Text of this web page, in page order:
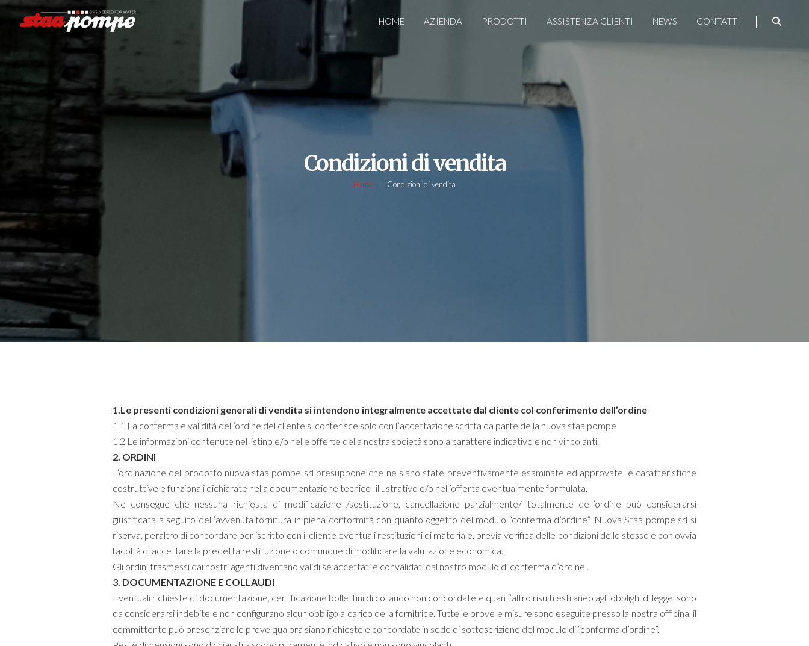
HOME AZIENDA PRODOTTI ASSISTENZA CLIENTI NEWS CONTATTI
Condizioni di vendita
Home Condizioni di vendita
1.Le presenti condizioni generali di vendita si intendono integralmente accettate dal cliente col conferimento dell’ordine
1.1 La conferma e validità dell’ordine del cliente si conferisce solo con l’accettazione scritta da parte della nuova staa pompe
1.2 Le informazioni contenute nel listino e/o nelle offerte della nostra società sono a carattere indicativo e non vincolanti.
2. ORDINI
L’ordinazione del prodotto nuova staa pompe srl presuppone che ne siano state preventivamente esaminate ed approvate le caratteristiche
costruttive e funzionali dichiarate nella documentazione tecnico- illustrativo e/o nell’offerta eventualmente formulata.
Ne consegue che nessuna richiesta di modificazione /sostituzione, cancellazione parzialmente/ totalmente dell’ordine può considerarsi
giustificata a seguito dell’avvenuta fornitura in piena conformità con quanto oggetto del modulo “conferma d’ordine”. Nuova Staa pompe srl si
riserva, peraltro di concordare per iscritto con il cliente eventuali restituzioni di materiale, previa verifica delle condizioni dello stesso e con ovvia
facoltà di accettare la predetta restituzione o comunque di modificare la valutazione economica.
Gli ordini trasmessi dai nostri agenti diventano validi se accettati e convalidati dal nostro modulo di conferma d’ordine .
3. DOCUMENTAZIONE E COLLAUDI
Eventuali richieste di documentazione, certificazione bollettini di collaudo non concordate e quant’altro risulti estraneo agli obblighi di legge, sono
da considerarsi indebite e non configurano alcun obbligo a carico della fornitrice. Tutte le prove e misure sono eseguite presso la nostra officina, il
committente può presenziare le prove qualora siano richieste e concordate in sede di sottoscrizione del modulo di “conferma d’ordine”.